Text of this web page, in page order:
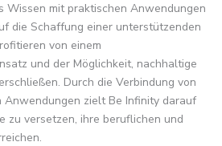
Wissen mit praktischen Anwendungen
die Schaffung einer unterstützenden
von einem
und der Möglichkeit, nachhaltige
Durch die Verbindung von
Anwendungen zielt Be Infinity darauf
zu versetzen, ihre beruflichen und